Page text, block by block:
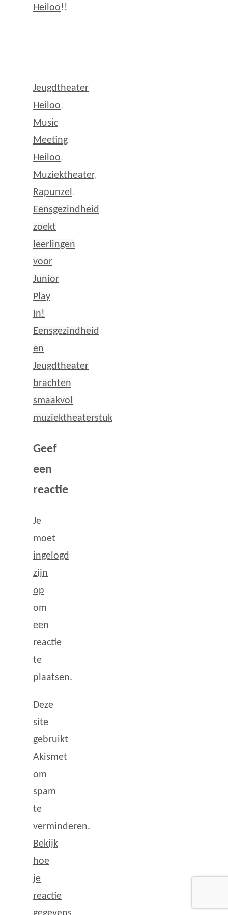
Heiloo!!
Jeugdtheater
Heiloo,
Music
Meeting
Heiloo,
Muziektheater,
Rapunzel .
Eensgezindheid
zoekt
leerlingen
voor
Junior
Play
In!
Eensgezindheid
en
Jeugdtheater
brachten
smaakvol
muziektheaterstuk
Geef
een
reactie
Je
moet
ingelogd
zijn
op
om
een
reactie
te
plaatsen.
Deze
site
gebruikt
Akismet
om
spam
te
verminderen.
Bekijk
hoe
je
reactie